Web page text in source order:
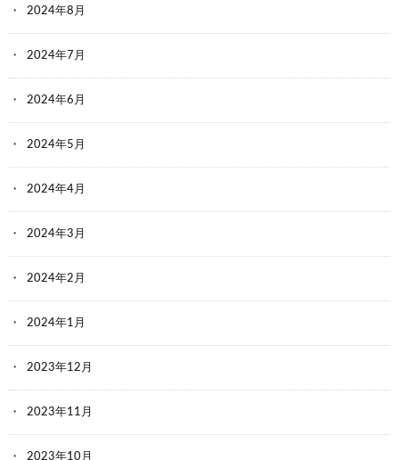
2024年8月
2024年7月
2024年6月
2024年5月
2024年4月
2024年3月
2024年2月
2024年1月
2023年12月
2023年11月
2023年10月